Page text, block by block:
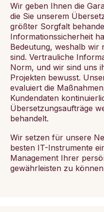
Wir geben Ihnen die
die Sie unserem
größter Sorgfalt
Informationssicherheit
Bedeutung, weshalb wir
sind. Vertrauliche
Norm, und wir sind uns
Projekten bewusst.
evaluiert die
Kundendaten
Übersetzungsaufträge
behandelt.
Wir setzen für unsere
besten IT-Instrumente
Management Ihrer
gewährleisten zu